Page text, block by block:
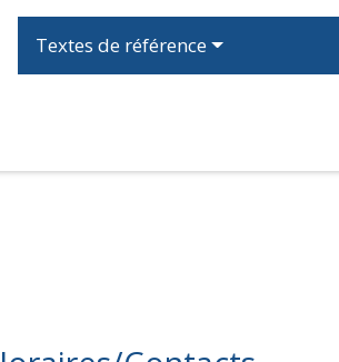
Textes de référence